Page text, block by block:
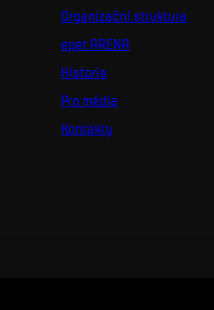
Organizační struktura
epet ARENA
Historie
Pro média
Kontakty